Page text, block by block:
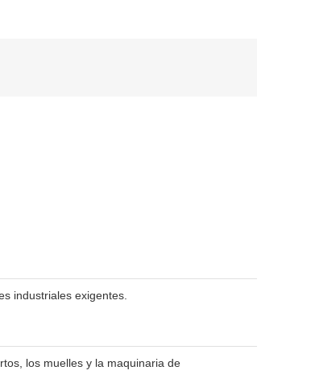
industriales exigentes.
los muelles y la maquinaria de